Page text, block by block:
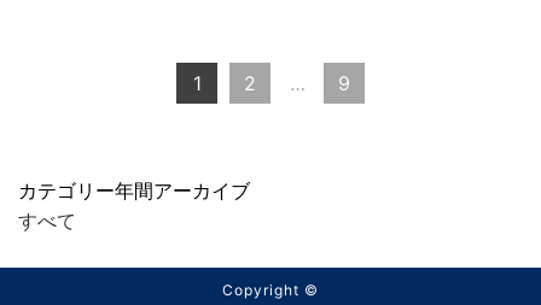
1 2 … 9
カテゴリー
すべて
年間アーカイブ
Copyright ©